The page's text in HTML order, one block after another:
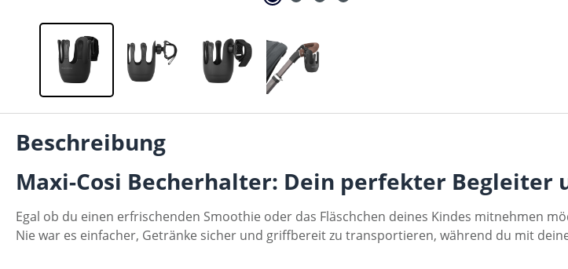
Beschreibung
Maxi-Cosi Becherhalter: Dein perfekter Begleiter
Egal ob du einen erfrischenden Smoothie oder das Fläschchen deines Kindes mitnehmen
Nie war es einfacher, Getränke sicher und griffbereit zu transportieren, während du mit